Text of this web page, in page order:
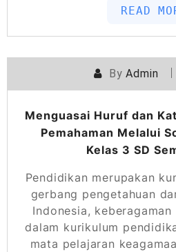
READ
ByAdmin
Menguasai Huruf dan
Pemahaman Melalui
Kelas 3 SD
Pendidikan merupakan
gerbang pengetahuan
Indonesia,
dalam kurikulum
mata pelajaran